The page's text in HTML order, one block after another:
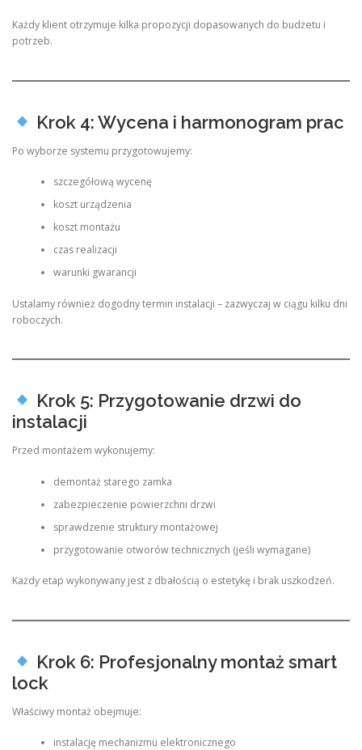
Każdy klient otrzymuje kilka propozycji dopasowanych do budżetu i
potrzeb.
Krok 4: Wycena i harmonogram prac
Po wyborze systemu przygotowujemy:
szczegółową wycenę
koszt urządzenia
koszt montażu
czas realizacji
warunki gwarancji
Ustalamy również dogodny termin instalacji – zazwyczaj w ciągu kilku dni
roboczych.
Krok 5: Przygotowanie drzwi do
instalacji
Przed montażem wykonujemy:
demontaż starego zamka
zabezpieczenie powierzchni drzwi
sprawdzenie struktury montażowej
przygotowanie otworów technicznych (jeśli wymagane)
Każdy etap wykonywany jest z dbałością o estetykę i brak uszkodzeń.
Krok 6: Profesjonalny montaż smart
lock
Właściwy montaż obejmuje:
instalację mechanizmu elektronicznego